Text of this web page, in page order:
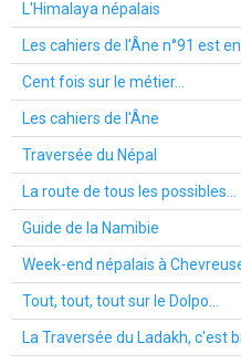
L'Himalaya népalais
Les cahiers de l'Âne n°91 est
Cent fois sur le métier...
Les cahiers de l'Âne
Traversée du Népal
La route de tous les possibles...
Guide de la Namibie
Week-end népalais à
Tout, tout, tout sur le Dolpo...
La Traversée du Ladakh, c'est